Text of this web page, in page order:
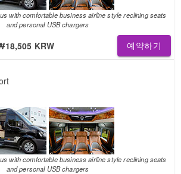
with comfortable business airline style reclining seats
and personal USB chargers
KRW 예약하기
with comfortable business airline style reclining seats
and personal USB chargers